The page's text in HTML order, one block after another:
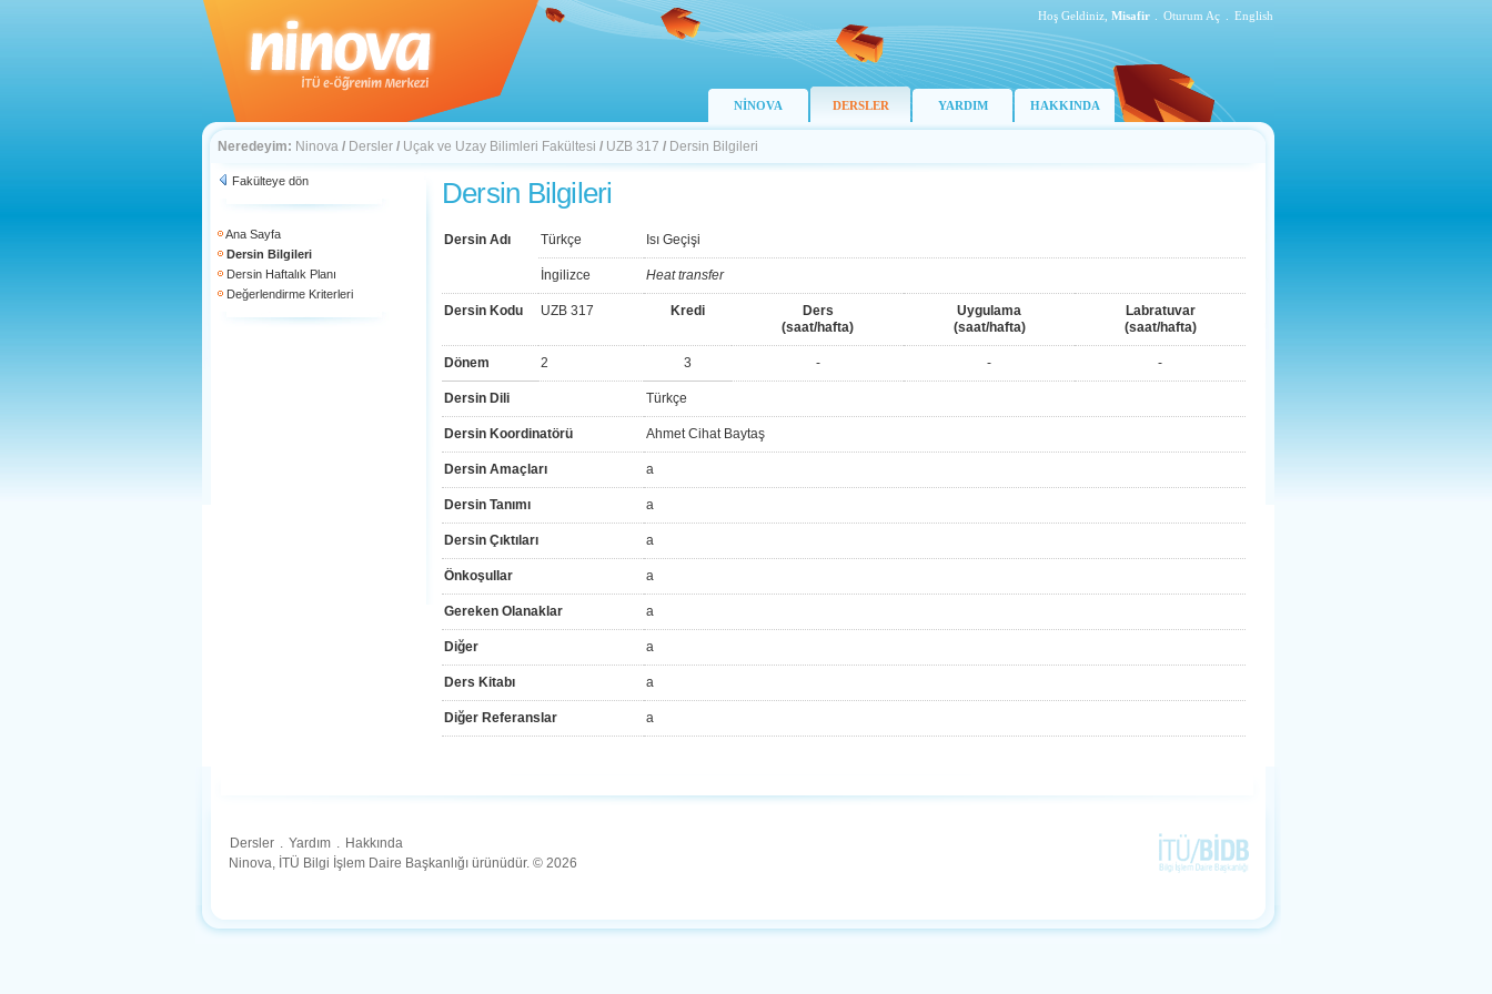
Hoş Geldiniz, Misafir Oturum Aç English
NİNOVA DERSLER YARDIM HAKKINDA
Neredeyim: Ninova / Dersler / Uçak ve Uzay Bilimleri Fakültesi / UZB 317 / Dersin Bilgileri
Fakülteye dön
Ana Sayfa
Dersin Bilgileri
Dersin Haftalık Planı
Değerlendirme Kriterleri
Dersin Bilgileri
Dersin Adı Türkçe Isı Geçişi
İngilizce Heat transfer
Dersin Kodu UZB 317 Kredi
Ders
(saat/hafta)
Uygulama
(saat/hafta)
Labratuvar
(saat/hafta)
Dönem 2 3 - - -
Dersin Dili Türkçe
Dersin Koordinatörü Ahmet Cihat Baytaş
Dersin Amaçları a
Dersin Tanımı a
Dersin Çıktıları a
Önkoşullar a
Gereken Olanaklar a
Diğer a
Ders Kitabı a
Diğer Referanslar a
Dersler . Yardım . Hakkında
Ninova, İTÜ Bilgi İşlem Daire Başkanlığı ürünüdür. © 2026